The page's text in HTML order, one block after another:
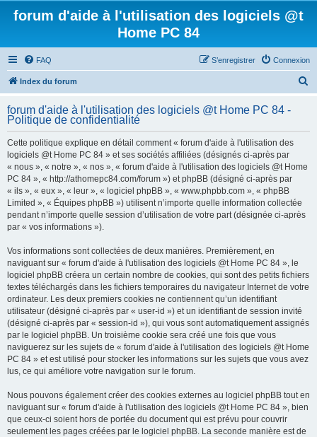
forum d'aide à l'utilisation des logiciels @t
Home PC 84
FAQ Connexion
S’enregistrer
Index du forum
h
forum d'aide à l'utilisation des logiciels @t Home PC 84 -
Politique de confidentialité
Cette politique explique en détail comment « forum d'aide à l'utilisation des
logiciels @t Home PC 84 » et ses sociétés affiliées (désignés ci-après par
« nous », « notre », « nos », « forum d'aide à l'utilisation des logiciels @t Home
PC 84 », « http://athomepc84.com/forum ») et phpBB (désigné ci-après par
« ils », « eux », « leur », « logiciel phpBB », « www.phpbb.com », « phpBB
Limited », « Équipes phpBB ») utilisent n’importe quelle information collectée
pendant n’importe quelle session d’utilisation de votre part (désignée ci-après
par « vos informations »).
Vos informations sont collectées de deux manières. Premièrement, en
naviguant sur « forum d'aide à l'utilisation des logiciels @t Home PC 84 », le
logiciel phpBB créera un certain nombre de cookies, qui sont des petits fichiers
textes téléchargés dans les fichiers temporaires du navigateur Internet de votre
ordinateur. Les deux premiers cookies ne contiennent qu’un identifiant
utilisateur (désigné ci-après par « user-id ») et un identifiant de session invité
(désigné ci-après par « session-id »), qui vous sont automatiquement assignés
par le logiciel phpBB. Un troisième cookie sera créé une fois que vous
naviguerez sur les sujets de « forum d'aide à l'utilisation des logiciels @t Home
PC 84 » et est utilisé pour stocker les informations sur les sujets que vous avez
lus, ce qui améliore votre navigation sur le forum.
Nous pouvons également créer des cookies externes au logiciel phpBB tout en
naviguant sur « forum d'aide à l'utilisation des logiciels @t Home PC 84 », bien
que ceux-ci soient hors de portée du document qui est prévu pour couvrir
seulement les pages créées par le logiciel phpBB. La seconde manière est de